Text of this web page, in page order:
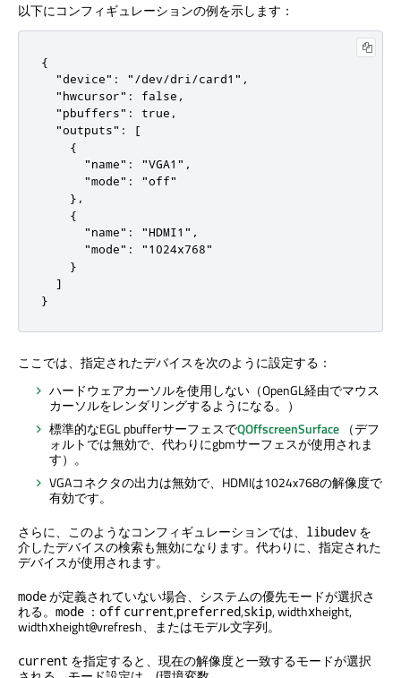
以下にコンフィギュレーションの例を示します：
{
  "device": "/dev/dri/card1",
  "hwcursor": false,
  "pbuffers": true,
  "outputs": [
    {
      "name": "VGA1",
      "mode": "off"
    },
    {
      "name": "HDMI1",
      "mode": "1024x768"
    }
  ]
}
ここでは、指定されたデバイスを次のように設定する：
ハードウェアカーソルを使用しない（OpenGL経由でマウス
カーソルをレンダリングするようになる。）
標準的なEGL pbufferサーフェスでQOffscreenSurface （デフ
ォルトでは無効で、代わりにgbmサーフェスが使用されま
す）。
VGAコネクタの出力は無効で、HDMIは1024x768の解像度で
有効です。
さらに、このようなコンフィギュレーションでは、 libudev を
介したデバイスの検索も無効になります。代わりに、指定された
デバイスが使用されます。
modeが定義されていない場合、システムの優先モードが選択さ
れる。 mode ： off current,preferred,skip, widthxheight,
widthxheight@vrefresh、またはモデル文字列。
current を指定すると、現在の解像度と一致するモードが選択